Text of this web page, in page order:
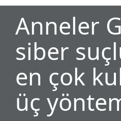
Anneler
siber
en çok
üç